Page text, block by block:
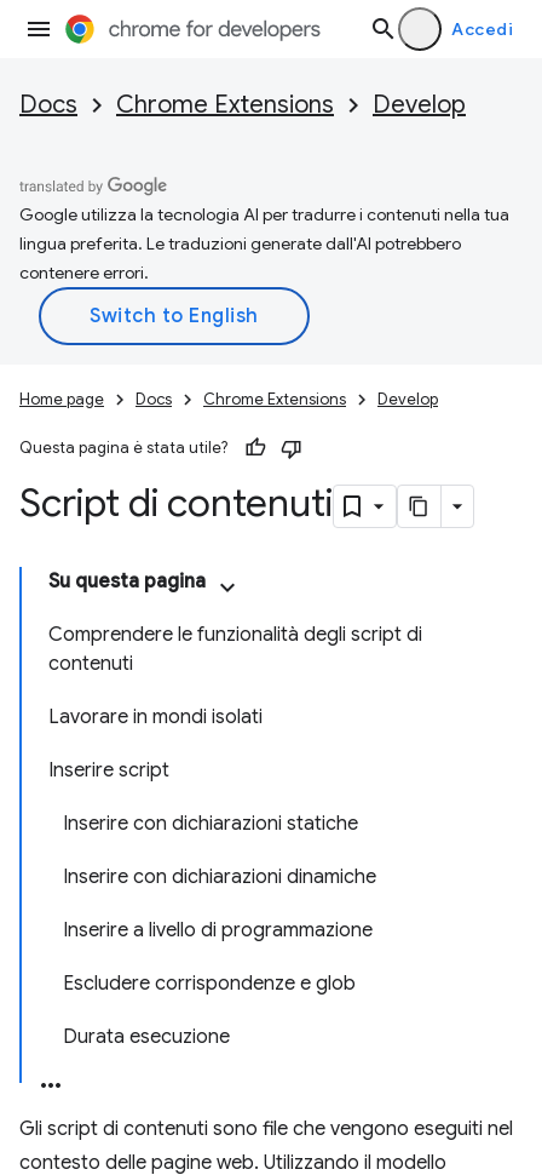
Accedi
Docs Chrome Extensions Develop
Google utilizza la tecnologia AI per tradurre i contenuti nella tua
lingua preferita. Le traduzioni generate dall'AI potrebbero
contenere errori.
Home page Docs Chrome Extensions Develop
Questa pagina è stata utile?
Script di contenuti
Su questa pagina
Comprendere le funzionalità degli script di
contenuti
Lavorare in mondi isolati
Inserire script
Inserire con dichiarazioni statiche
Inserire con dichiarazioni dinamiche
Inserire a livello di programmazione
Escludere corrispondenze e glob
Durata esecuzione
Gli script di contenuti sono file che vengono eseguiti nel
contesto delle pagine web. Utilizzando il modello